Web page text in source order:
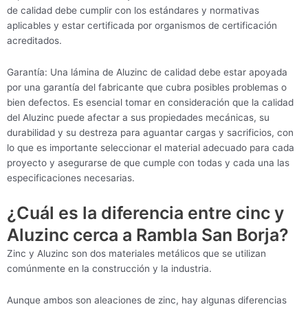
de calidad debe cumplir con los estándares y normativas
aplicables y estar certificada por organismos de certificación
acreditados.
Garantía: Una lámina de Aluzinc de calidad debe estar apoyada
por una garantía del fabricante que cubra posibles problemas o
bien defectos. Es esencial tomar en consideración que la calidad
del Aluzinc puede afectar a sus propiedades mecánicas, su
durabilidad y su destreza para aguantar cargas y sacrificios, con
lo que es importante seleccionar el material adecuado para cada
proyecto y asegurarse de que cumple con todas y cada una las
especificaciones necesarias.
¿Cuál es la diferencia entre cinc y
Aluzinc cerca a Rambla San Borja?
Zinc y Aluzinc son dos materiales metálicos que se utilizan
comúnmente en la construcción y la industria.
Aunque ambos son aleaciones de zinc, hay algunas diferencias